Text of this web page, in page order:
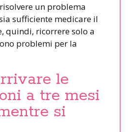
un problema
sufficiente medicare il
quindi, ricorrere solo a
problemi per la
le
a tre mesi
si